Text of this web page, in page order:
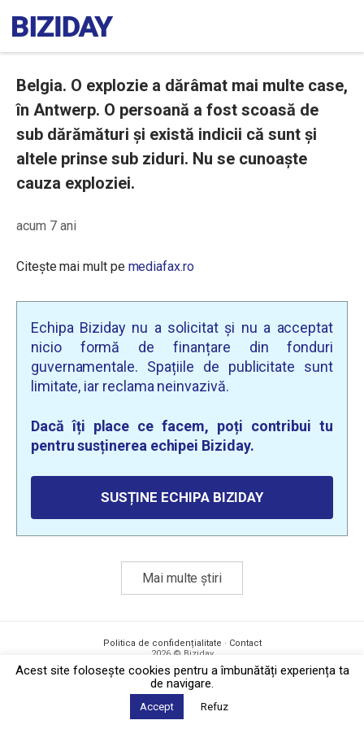
Belgia. O explozie a dărâmat mai multe case,
în Antwerp. O persoană a fost scoasă de
sub dărămături și există indicii că sunt și
altele prinse sub ziduri. Nu se cunoaște
cauza exploziei.
acum 7 ani
Citește mai mult pe mediafax.ro
Echipa Biziday nu a solicitat și nu a acceptat
nicio formă de finanțare din fonduri
guvernamentale. Spațiile de publicitate sunt
limitate, iar reclama neinvazivă.
Dacă îți place ce facem, poți contribui tu
pentru susținerea echipei Biziday.
SUSȚINE ECHIPA BIZIDAY
Mai multe știri
Politica de confidențialitate · Contact
2026 © Biziday
Acest site foloseşte cookies pentru a îmbunătăți experiența ta
de navigare.
Accept Refuz